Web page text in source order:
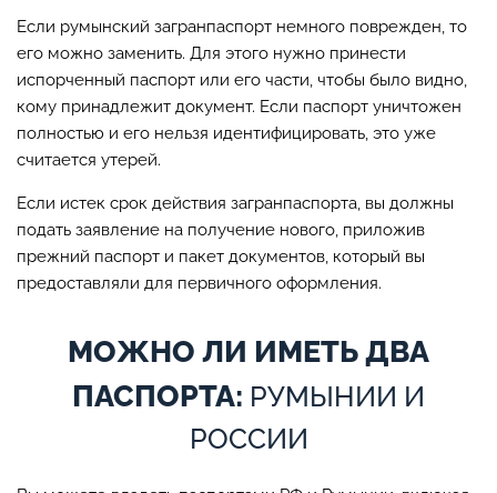
Если румынский загранпаспорт немного поврежден, то
его можно заменить. Для этого нужно принести
испорченный паспорт или его части, чтобы было видно,
кому принадлежит документ. Если паспорт уничтожен
полностью и его нельзя идентифицировать, это уже
считается утерей.
Если истек срок действия загранпаспорта, вы должны
подать заявление на получение нового, приложив
прежний паспорт и пакет документов, который вы
предоставляли для первичного оформления.
МОЖНО ЛИ ИМЕТЬ ДВА
ПАСПОРТА: РУМЫНИИ И
РОССИИ